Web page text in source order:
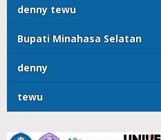
denny tewu
Bupati Minahasa Selatan
denny
tewu